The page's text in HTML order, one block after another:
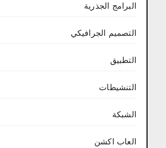
البرامج الجذرية
التصميم الجرافيكي
التطبيق
التنشيطات
الشبكة
العاب اكشن